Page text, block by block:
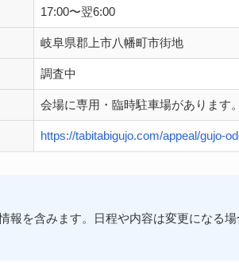
17:00〜翌6:00
岐阜県郡上市八幡町市街地
調査中
会場に専用・臨時駐車場があります。
https://tabitabigujo.com/appeal/gujo-
報を含みます。日程や内容は変更になる